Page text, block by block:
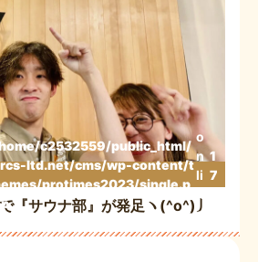
c2532559/public_html/
ltd.net/cms/wp-content/t
protimes2023/single.p
o
n
li
e
1
7
『サウナ部』が発足ヽ(^o^)丿